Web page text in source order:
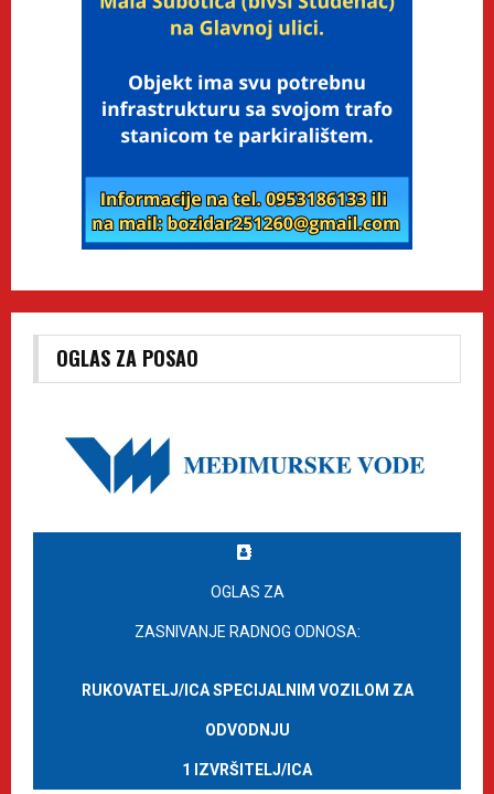
OGLAS ZA POSAO
OGLAS ZA
ZASNIVANJE RADNOG ODNOSA:
RUKOVATELJ/ICA SPECIJALNIM VOZILOM ZA
ODVODNJU
1 IZVRŠITELJ/ICA